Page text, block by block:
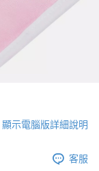
顯示電腦版詳細說明
客服